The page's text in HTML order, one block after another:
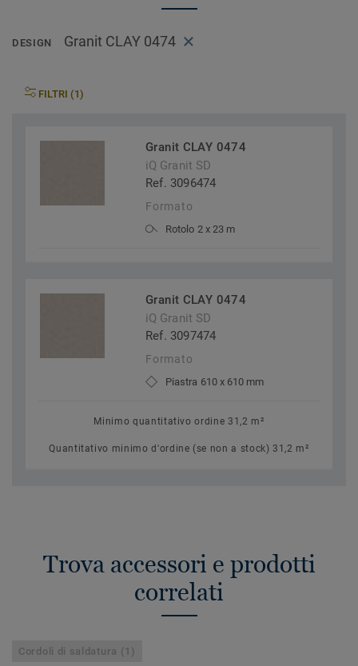
DESIGN Granit CLAY 0474
FILTRI (1)
Granit CLAY 0474
iQ Granit SD
Ref. 3096474
Formato
Rotolo 2 x 23 m
Granit CLAY 0474
iQ Granit SD
Ref. 3097474
Formato
Piastra 610 x 610 mm
Minimo quantitativo ordine 31,2 m²
Quantitativo minimo d'ordine (se non a stock) 31,2 m²
Trova accessori e prodotti
correlati
Cordoli di saldatura (1)